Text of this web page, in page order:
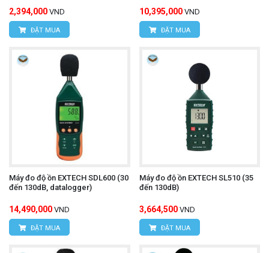
2,394,000 VND
ĐẶT MUA
10,395,000 VND
ĐẶT MUA
Máy đo độ ồn EXTECH SDL600 (30
đến 130dB, datalogger)
14,490,000 VND
ĐẶT MUA
Máy đo độ ồn EXTECH SL510 (35
đến 130dB)
3,664,500 VND
ĐẶT MUA